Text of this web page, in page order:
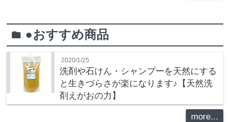
folder ●おすすめ商品
2020/1/25
洗剤や石けん・シャンプーを天然にする
と生きづらさが楽になります♪【天然洗
剤えがおの力】
more...